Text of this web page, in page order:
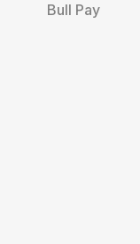
Bull Pay